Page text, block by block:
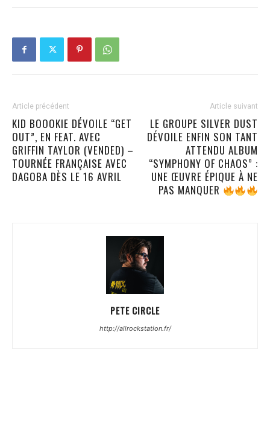
Article précédent
KID BOOOKIE DÉVOILE “GET
OUT”, EN FEAT. AVEC
GRIFFIN TAYLOR (VENDED) –
TOURNÉE FRANÇAISE AVEC
DAGOBA DÈS LE 16 AVRIL
Article suivant
LE GROUPE SILVER DUST
DÉVOILE ENFIN SON TANT
ATTENDU ALBUM
“SYMPHONY OF CHAOS” :
UNE ŒUVRE ÉPIQUE À NE
PAS MANQUER
PETE CIRCLE
http://allrockstation.fr/